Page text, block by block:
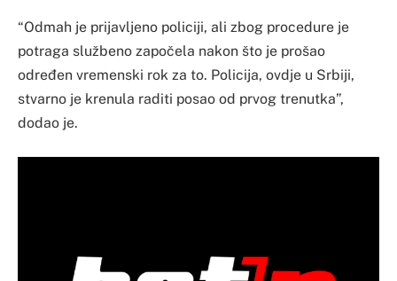
“Odmah je prijavljeno policiji, ali zbog procedure je
potraga službeno započela nakon što je prošao
određen vremenski rok za to. Policija, ovdje u Srbiji,
stvarno je krenula raditi posao od prvog trenutka”,
dodao je.